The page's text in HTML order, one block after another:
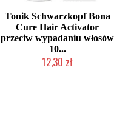
Tonik Schwarzkopf Bona
Cure Hair Activator
przeciw wypadaniu włosów
10...
12,30 zł